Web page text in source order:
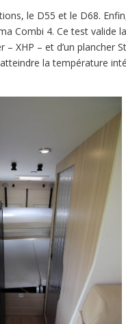
le D55 et le D68.
Combi 4. Ce test valide
XHP – et d’un plancher
la température